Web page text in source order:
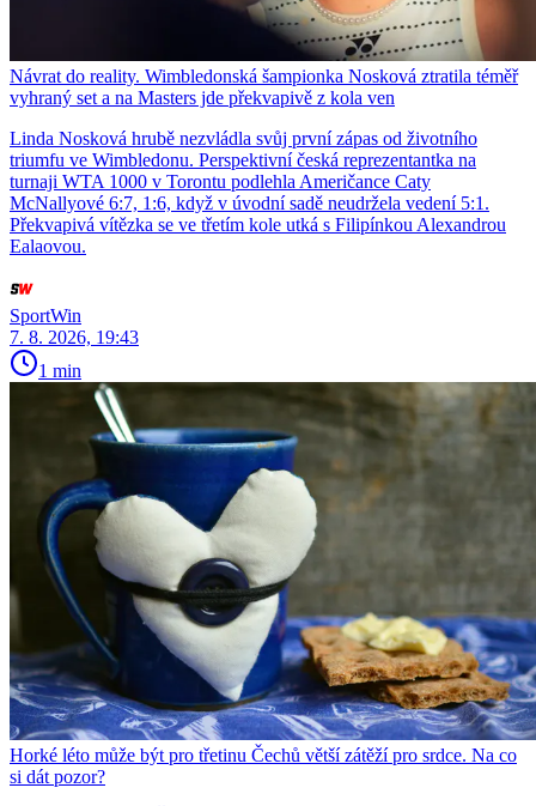
Návrat do reality. Wimbledonská šampionka Nosková ztratila téměř
vyhraný set a na Masters jde překvapivě z kola ven
Linda Nosková hrubě nezvládla svůj první zápas od životního
triumfu ve Wimbledonu. Perspektivní česká reprezentantka na
turnaji WTA 1000 v Torontu podlehla Američance Caty
McNallyové 6:7, 1:6, když v úvodní sadě neudržela vedení 5:1.
Překvapivá vítězka se ve třetím kole utká s Filipínkou Alexandrou
Ealaovou.
SportWin
7. 8. 2026, 19:43
1 min
Horké léto může být pro třetinu Čechů větší zátěží pro srdce. Na co
si dát pozor?